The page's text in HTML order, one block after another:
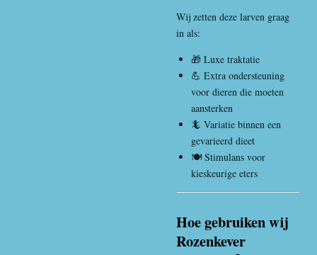
Wij zetten deze larven graag
in als:
🎁 Luxe traktatie
💪 Extra ondersteuning
voor dieren die moeten
aansterken
🦎 Variatie binnen een
gevarieerd dieet
🍽️ Stimulans voor
kieskeurige eters
Hoe gebruiken wij
Rozenkever